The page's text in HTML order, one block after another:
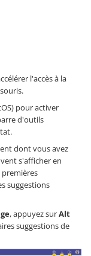
l'accès à la
pour activer
d'outils
dont vous avez
s'afficher en
suggestions
, appuyez surAlt
suggestions de